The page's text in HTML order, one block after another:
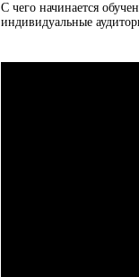
С чего начинается
индивидуальные